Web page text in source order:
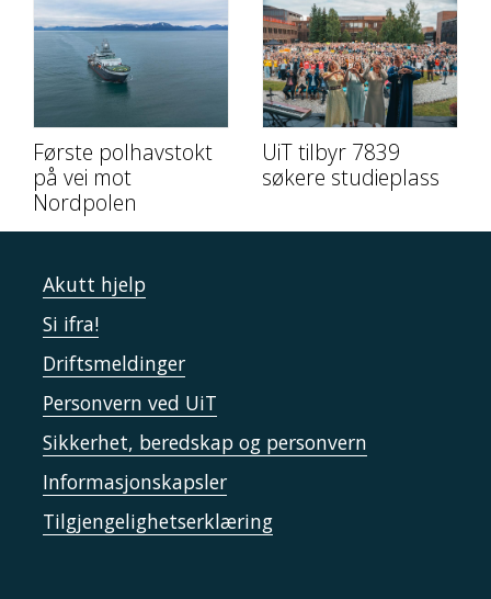
Første polhavstokt
på vei mot
Nordpolen
UiT tilbyr 7839
søkere studieplass
Akutt hjelp
Si ifra!
Driftsmeldinger
Personvern ved UiT
Sikkerhet, beredskap og personvern
Informasjonskapsler
Tilgjengelighetserklæring